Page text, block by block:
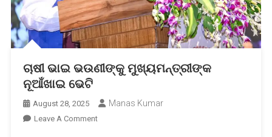
ଚାଷୀ ଭାଇ ଭଉଣୀଙ୍କୁ ମୁଖ୍ୟମନ୍ତ୍ରୀଙ୍କ
ନୂଆଁଖାଇ ଭେଟି
August 28, 2025 Manas Kumar
Leave A CommentOn